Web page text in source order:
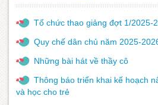
Tổ chức thao giảng đợt 1/2025-
Quy chế dân chủ năm 2025-
Những bài hát về thầy cô
Thông báo triển khai kế hoạch
và học cho trẻ